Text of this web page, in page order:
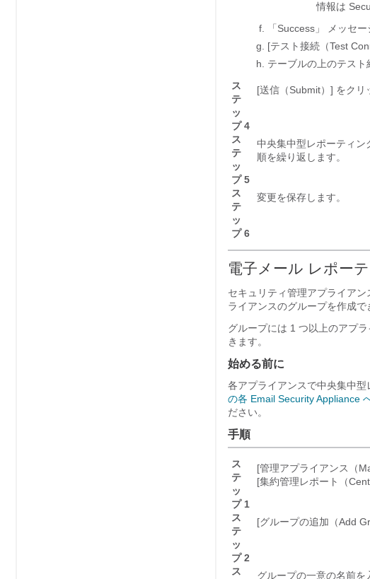
情報は
「Success」 メッセ
[テスト接続（Test
テーブルの上のテスト
ス
テ
ッ
プ 4
[送信（Submit）] をクリ
ス
テ
ッ
プ 5
中央集中型レポーティ
順を繰り返します。
ス
テ
ッ
プ 6
変更を保存します。
電子メール レポー
セキュリティ管理アプライア
ライアンスのグループを作成で
グループには 1 つ以上のアプ
きます。
始める前に
各アプライアンスで中央集中
の各 Email Security Appliance
ださい。
手順
ス
テ
ッ
プ 1
[管理アプライアンス（
[集約管理レポート（
ス
テ
ッ
プ 2
[グループの追加（Add
ス グループの一意の名前を